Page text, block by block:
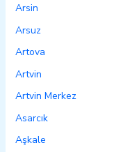
Arsin
Arsuz
Artova
Artvin
Artvin Merkez
Asarcık
Aşkale